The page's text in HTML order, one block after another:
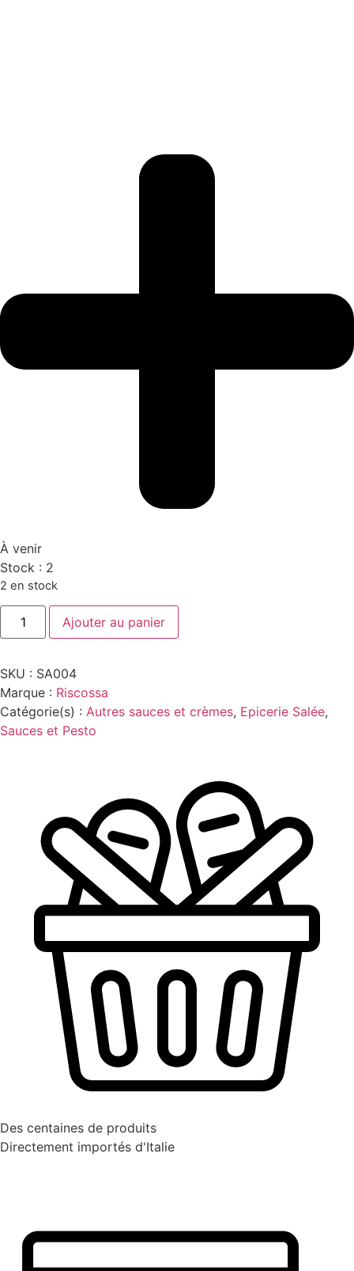
À venir
Stock : 2
2 en stock
quantité
SAUCE
CAPRE
295G
RISCOSSA
Ajouter au panier
SKU : SA004
Marque : Riscossa
Catégorie(s) : Autres sauces et crèmes, Epicerie Salée,
Sauces et Pesto
Des centaines de produits
Directement importés d'Italie